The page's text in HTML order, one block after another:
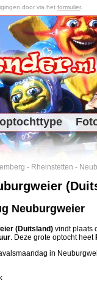
door via het formulier.
- Rheinstetten -
Neuburgweier
(Duitsland) vindt plaats
. Deze grote optocht heet
in